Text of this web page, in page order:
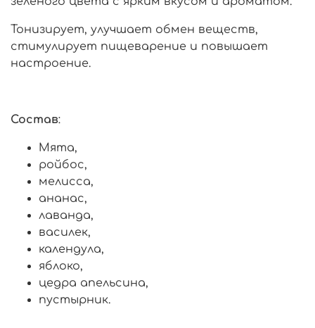
Тонизирует, улучшает обмен веществ,
стимулирует пищеварение и повышает
настроение.
Состав:
Мята,
ройбос,
мелисса,
ананас,
лаванда,
василек,
календула,
яблоко,
цедра апельсина,
пустырник.